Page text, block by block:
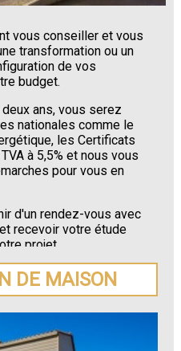
vous conseiller et vous
transformation ou un
de vos
budget.
ans, vous serez
nationales comme le
les Certificats
à 5,5% et nous vous
pour vous en
d'un rendez-vous avec
recevoir votre étude
projet
situé à Lyon.
DE MAISON